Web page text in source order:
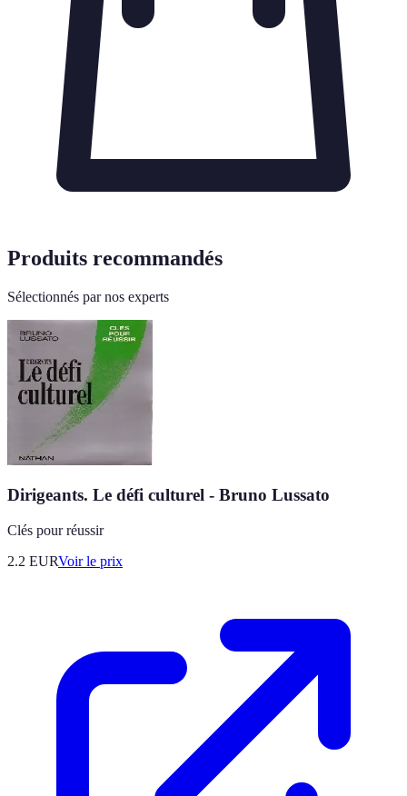
Produits recommandés
Sélectionnés par nos experts
Dirigeants. Le défi culturel - Bruno Lussato
Clés pour réussir
2.2 EURVoir le prix